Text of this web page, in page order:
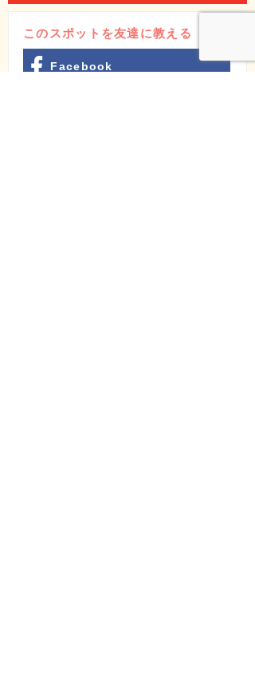
このスポットを友達に教える
Facebook